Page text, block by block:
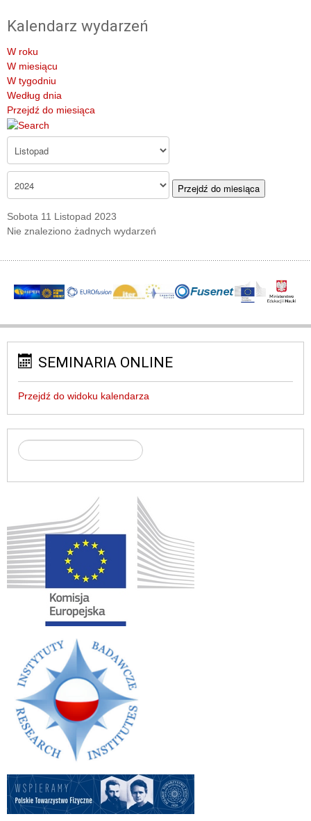
Kalendarz wydarzeń
W roku
W miesiącu
W tygodniu
Według dnia
Przejdź do miesiąca
Przejdź do miesiąca
Sobota 11 Listopad 2023
Nie znaleziono żadnych wydarzeń
SEMINARIA ONLINE
Przejdź do widoku kalendarza